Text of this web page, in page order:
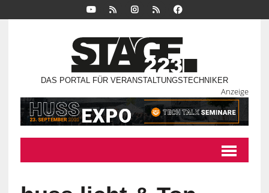
DAS PORTAL FÜR VERANSTALTUNGSTECHNIKER
Anzeige